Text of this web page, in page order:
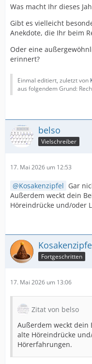
Was macht Ihr dieses
Gibt es vielleicht
Anekdote, die Ihr beim
Oder eine
erinnert?
Einmal editiert, zuletzt von
aus folgendem Grund:
belso
Vielschreiber
17. Mai 2026 um 12:53
Kosakenzipfel Gar
Außerdem weckt dein
Höreindrücke und/oder
Fortgeschritten
17. Mai 2026 um 13:06
Zitat von belso
Außerdem weckt dein
alte Höreindrücke
Hörerfahrungen.